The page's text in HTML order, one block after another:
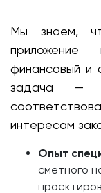
Мы знаем,
финансовый и
задача —
интересам
Опыт
сметного